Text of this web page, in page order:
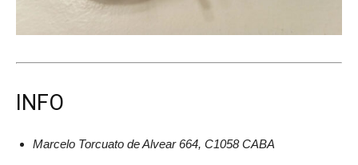
INFO
Marcelo Torcuato de Alvear 664, C1058 CABA